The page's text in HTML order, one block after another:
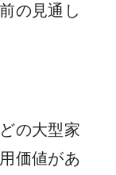
の見通し
の大型家
価値があ